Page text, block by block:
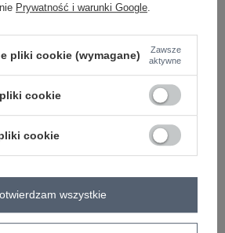
zimowy
Prywatność i warunki Google
pliki cookie (wymagane)
Zawsze
aktywne
cookie
cookie
wszystkie